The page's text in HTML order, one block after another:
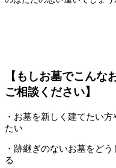
【もしお墓でこんな
ご相談ください】
・お墓を新しく建てたい
たい
・跡継ぎのないお墓をど